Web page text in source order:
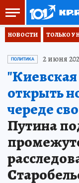
НОВОСТИ ТОЛЬКО У
ПОЛИТИКА 2 июня
открыть
череде
Путина